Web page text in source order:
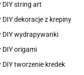
DIY string art
dekoracje z krepiny
DIY wydrapywanki
DIY origami
DIY tworzenie kredek